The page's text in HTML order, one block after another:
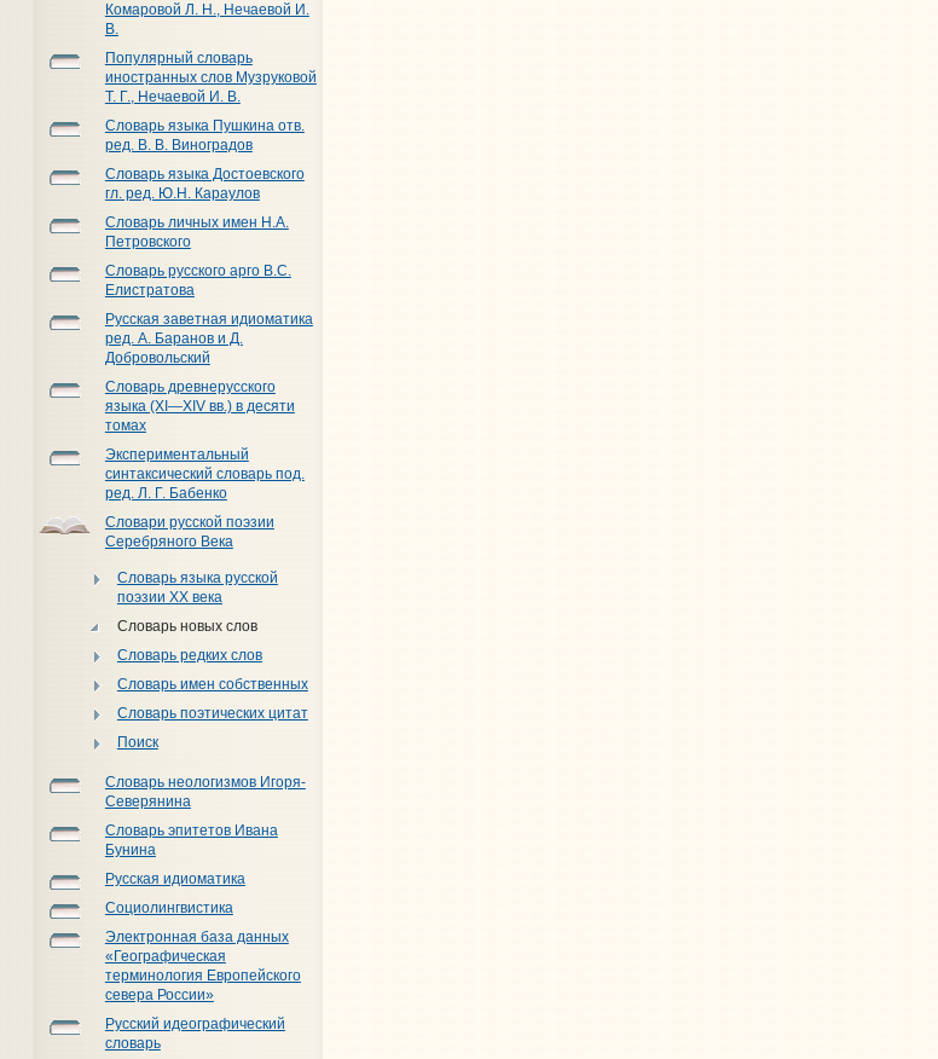
Комаровой Л. Н., Нечаевой И.
В.
Популярный словарь
иностранных слов Музруковой
Т. Г., Нечаевой И. В.
Словарь языка Пушкина отв.
ред. В. В. Виноградов
Словарь языка Достоевского
гл. ред. Ю.Н. Караулов
Словарь личных имен Н.А.
Петровского
Словарь русского арго В.С.
Елистратова
Русская заветная идиоматика
ред. А. Баранов и Д.
Добровольский
Словарь древнерусского
языка (XI—XIV вв.) в десяти
томах
Экспериментальный
синтаксический словарь под.
ред. Л. Г. Бабенко
Словари русской поэзии
Серебряного Века
Словарь языка русской
поэзии XX века
Словарь новых слов
Словарь редких слов
Словарь имен собственных
Словарь поэтических цитат
Поиск
Словарь неологизмов Игоря-
Северянина
Словарь эпитетов Ивана
Бунина
Русская идиоматика
Социолингвистика
Электронная база данных
«Географическая
терминология Европейского
севера России»
Русский идеографический
словарь